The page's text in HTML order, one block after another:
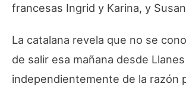
francesas Ingrid y Karina, y
La catalana revela que no se
de salir esa mañana desde
independientemente de la razón